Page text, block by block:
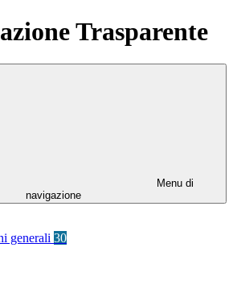
Trasparente
Menu di
navigazione
generali 30